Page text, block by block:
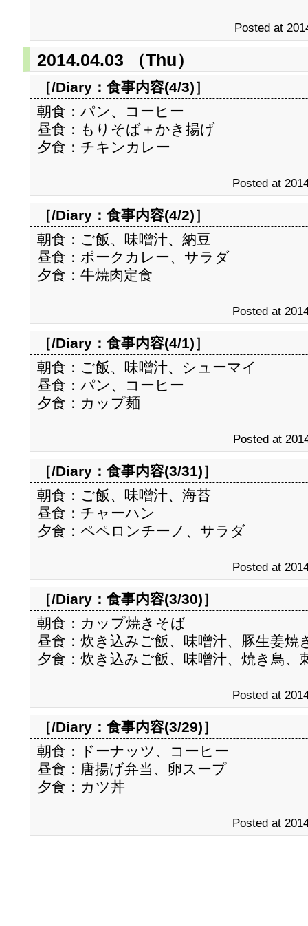
Posted at
2014.04.03 （Thu）
［/Diary： 食事内容(4/3)］
朝食：パン、コーヒー
昼食：もりそば＋かき揚げ
夕食：チキンカレー
Posted at
［/Diary： 食事内容(4/2)］
朝食：ご飯、味噌汁、納豆
昼食：ポークカレー、サラダ
夕食：牛焼肉定食
Posted at
［/Diary： 食事内容(4/1)］
朝食：ご飯、味噌汁、シューマイ
昼食：パン、コーヒー
夕食：カップ麺
Posted at
［/Diary： 食事内容(3/31)］
朝食：ご飯、味噌汁、海苔
昼食：チャーハン
夕食：ペペロンチーノ、サラダ
Posted at
［/Diary： 食事内容(3/30)］
朝食：カップ焼きそば
昼食：炊き込みご飯、味噌汁、豚生姜焼
夕食：炊き込みご飯、味噌汁、焼き鳥、
Posted at
［/Diary： 食事内容(3/29)］
朝食：ドーナッツ、コーヒー
昼食：唐揚げ弁当、卵スープ
夕食：カツ丼
Posted at